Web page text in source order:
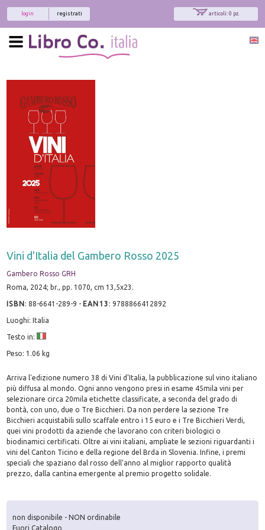
articoli: 0 pz.
registrati
login
Vini d'Italia del Gambero Rosso 2025
Gambero Rosso GRH
Roma, 2024; br., pp. 1070, cm 13,5x23.
ISBN:88-6641-289-9 - EAN13 :9788866412892
Luoghi: Italia
Testo in:
Peso: 1.06 kg
Arriva l'edizione numero 38 di Vini d'Italia, la pubblicazione sul vino italiano
più diffusa al mondo. Ogni anno vengono presi in esame 45mila vini per
selezionare circa 20mila etichette classificate, a seconda del grado di
bontà, con uno, due o Tre Bicchieri. Da non perdere la sezione Tre
Bicchieri acquistabili sullo scaffale entro i 15 euro e i Tre Bicchieri Verdi,
quei vini prodotti da aziende che lavorano con criteri biologici o
biodinamici certificati. Oltre ai vini italiani, ampliate le sezioni riguardanti i
vini del Canton Ticino e della regione del Brda in Slovenia. Infine, i premi
speciali che spaziano dal rosso dell'anno al miglior rapporto qualità
prezzo, dalla cantina emergente al premio progetto solidale.
non disponibile - NON ordinabile
Fuori Catalogo